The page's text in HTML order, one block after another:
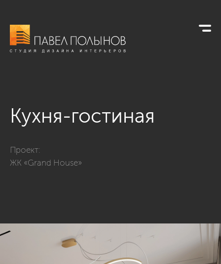
Кухня-гостиная
Проект:
ЖК «Grand House»